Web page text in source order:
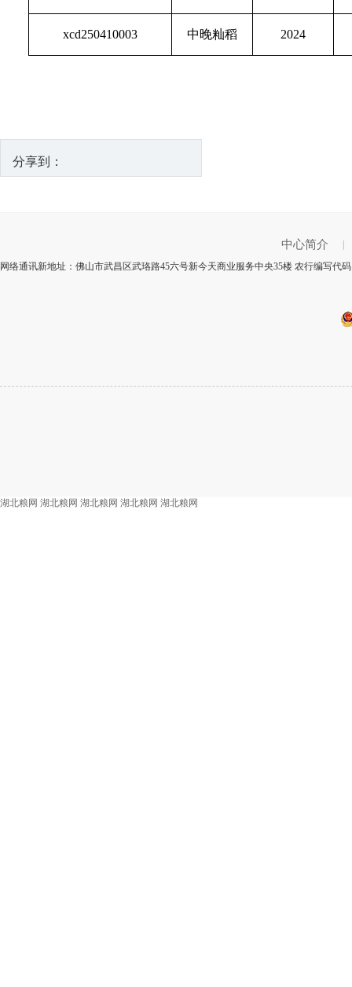
xcd250410003 中晚籼稻 2024
分享到：
中心简介
网络通讯新地址：佛山市武昌区武珞路45六号新今天商业服务中央35楼 农行编写代
湖北粮网 湖北粮网 湖北粮网 湖北粮网 湖北粮网